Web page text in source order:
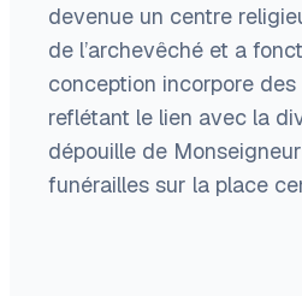
devenue un centre
de l’archevêché et a
conception incorpore
reflétant le lien avec la
dépouille de
funérailles sur la place